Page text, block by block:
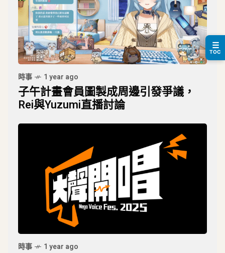
時事 1 year ago
子午計畫會員圖製成周邊引發爭議，
Rei與Yuzumi直播討論
時事 1 year ago
☰
TOC